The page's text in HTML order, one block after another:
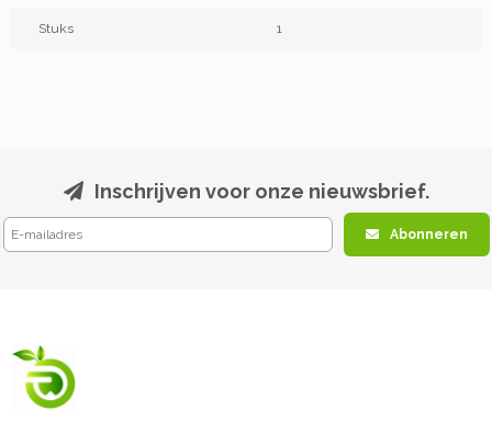
Stuks 1
Inschrijven voor onze nieuwsbrief.
Abonneren